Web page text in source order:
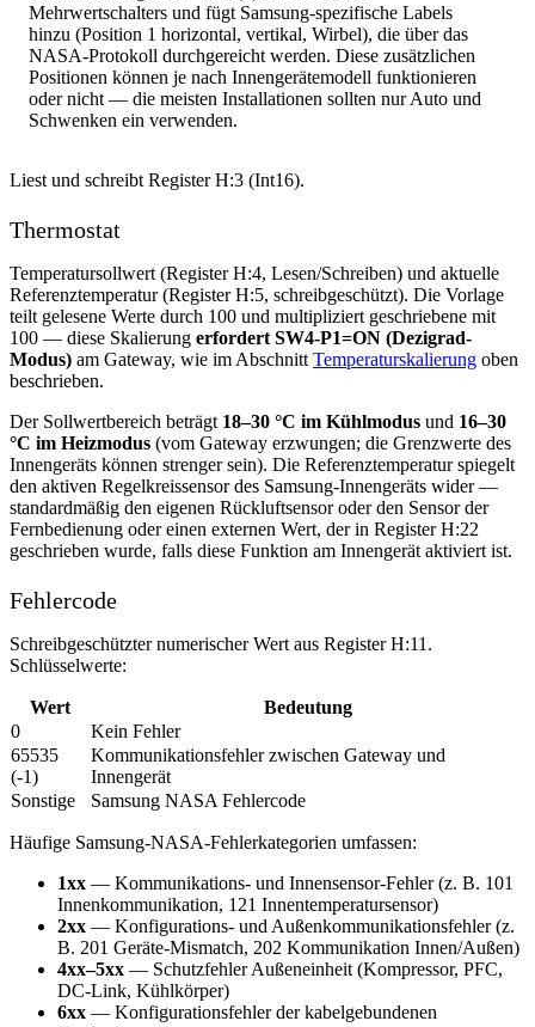
Mehrwertschalters und fügt Samsung-spezifische Labels
hinzu (Position 1 horizontal, vertikal, Wirbel), die über das
NASA-Protokoll durchgereicht werden. Diese zusätzlichen
Positionen können je nach Innengerätemodell funktionieren
oder nicht — die meisten Installationen sollten nur Auto und
Schwenken ein verwenden.
Liest und schreibt Register H:3 (Int16).
Thermostat
Temperatursollwert (Register H:4, Lesen/Schreiben) und aktuelle
Referenztemperatur (Register H:5, schreibgeschützt). Die Vorlage
teilt gelesene Werte durch 100 und multipliziert geschriebene mit
100 — diese Skalierung erfordert SW4-P1=ON (Dezigrad-
Modus) am Gateway, wie im Abschnitt Temperaturskalierung oben
beschrieben.
Der Sollwertbereich beträgt 18–30 °C im Kühlmodus und 16–30
°C im Heizmodus (vom Gateway erzwungen; die Grenzwerte des
Innengeräts können strenger sein). Die Referenztemperatur spiegelt
den aktiven Regelkreissensor des Samsung-Innengeräts wider —
standardmäßig den eigenen Rückluftsensor oder den Sensor der
Fernbedienung oder einen externen Wert, der in Register H:22
geschrieben wurde, falls diese Funktion am Innengerät aktiviert ist.
Fehlercode
Schreibgeschützter numerischer Wert aus Register H:11.
Schlüsselwerte:
Wert
Bedeutung
0
Kein Fehler
65535
(-1)
Kommunikationsfehler zwischen Gateway und
Innengerät
Sonstige
Samsung NASA Fehlercode
Häufige Samsung-NASA-Fehlerkategorien umfassen:
1xx — Kommunikations- und Innensensor-Fehler (z. B. 101
Innenkommunikation, 121 Innentemperatursensor)
2xx — Konfigurations- und Außenkommunikationsfehler (z.
B. 201 Geräte-Mismatch, 202 Kommunikation Innen/Außen)
4xx–5xx — Schutzfehler Außeneinheit (Kompressor, PFC,
DC-Link, Kühlkörper)
6xx — Konfigurationsfehler der kabelgebundenen